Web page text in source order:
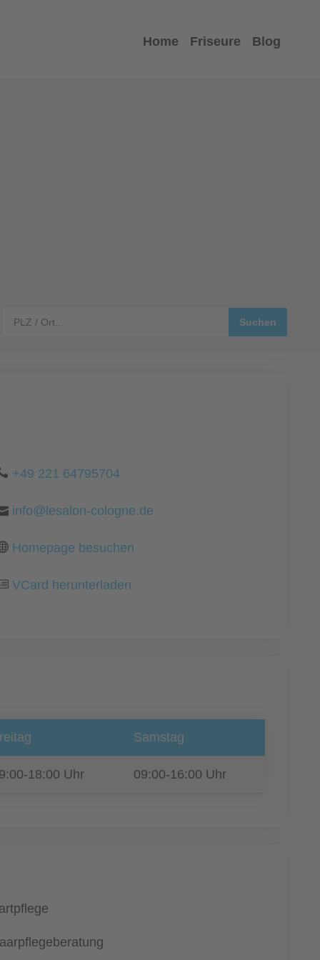
Home Friseure Blog
+49 221 64795704
info@lesalon-cologne.de
Homepage besuchen
VCard herunterladen
Samstag
18:00 Uhr 09:00-16:00 Uhr